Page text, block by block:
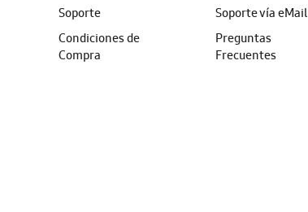
Soporte
Condiciones de
Compra
Soporte vía eMail
Preguntas
Frecuentes